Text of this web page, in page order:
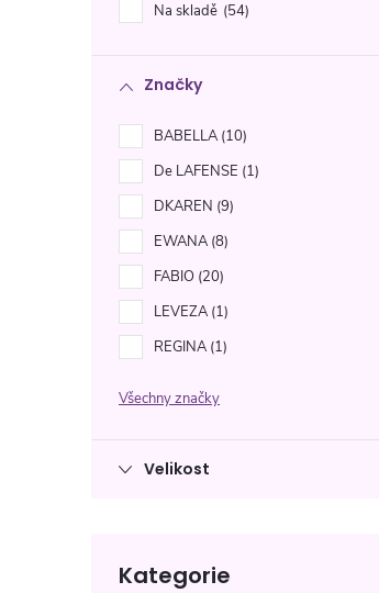
n
l
Na skladě 54
Značky
BABELLA 10
De LAFENSE 1
DKAREN 9
EWANA 8
FABIO 20
LEVEZA 1
REGINA 1
Všechny značky
Velikost
kategorie
Kategorie